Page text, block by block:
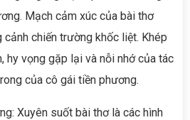
Mạch cảm xúc của bài thơ
chiến trường khốc liệt. Khép
hy vọng gặp lại và nỗi nhớ của tác
của cô gái tiền phương.
Xuyên suốt bài thơ là các hình